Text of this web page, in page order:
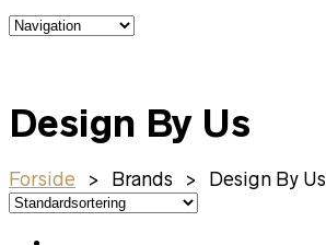
Design By Us
Forside > Brands > Design By Us